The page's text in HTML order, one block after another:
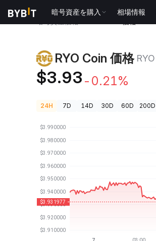
暗号資産を購入 相場情報
RYO Coin 価格 RYO
$3.93 -0.21%
24H 7D 14D 30D 60D 200D